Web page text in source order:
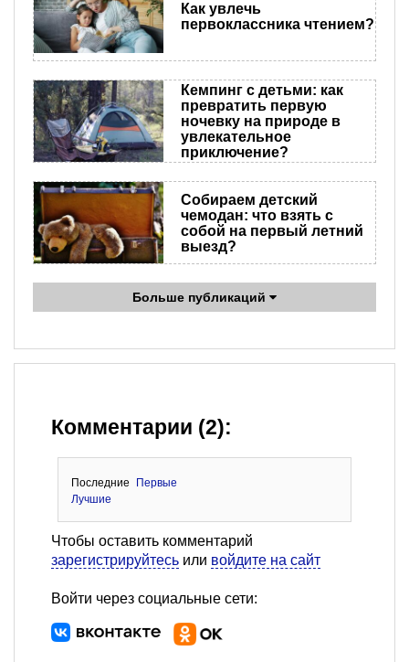
Как увлечь
первоклассника чтением?
Кемпинг с детьми: как
превратить первую
ночевку на природе в
увлекательное
приключение?
Собираем детский
чемодан: что взять с
собой на первый летний
выезд?
Больше публикаций
Комментарии (2):
Последние
Первые
Лучшие
Чтобы оставить комментарий
зарегистрируйтесь или войдите на сайт
Войти через социальные сети: